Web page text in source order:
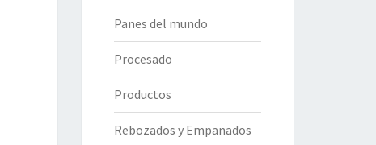
Panes del mundo
Procesado
Productos
Rebozados y Empanados